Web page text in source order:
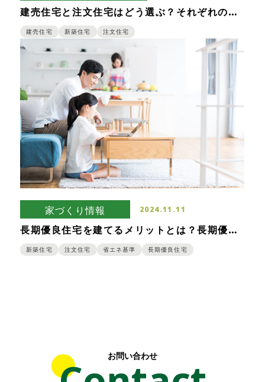
建売住宅と注文住宅はどう選ぶ？それぞれの特
徴と家づくりの流れ
建売住宅 新築住宅 注文住宅
家づくり情報 2024.11.11
長期優良住宅を建てるメリットとは？長期優良
新築住宅 注文住宅 省エネ基準 長期優良住宅
お問い合わせ